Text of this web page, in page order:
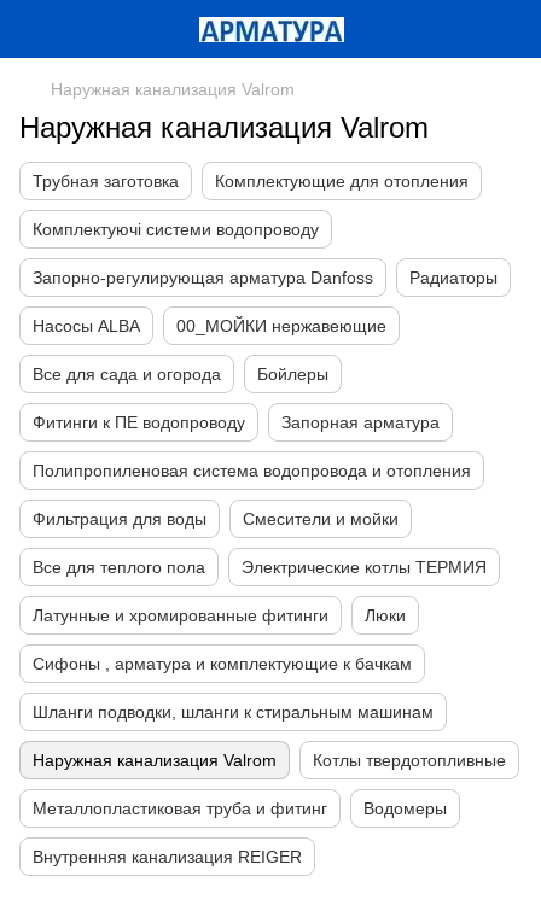
Наружная канализация Valrom
Наружная канализация Valrom
Трубная заготовка Комплектующие для отопления
Комплектуючі системи водопроводу
Запорно-регулирующая арматура Danfoss Радиаторы
Насосы ALBA 00_МОЙКИ нержавеющие
Все для сада и огорода Бойлеры
Фитинги к ПЕ водопроводу Запорная арматура
Полипропиленовая система водопровода и отопления
Фильтрация для воды Смесители и мойки
Все для теплого пола Электрические котлы ТЕРМИЯ
Латунные и хромированные фитинги Люки
Сифоны , арматура и комплектующие к бачкам
Шланги подводки, шланги к стиральным машинам
Наружная канализация Valrom Котлы твердотопливные
Металлопластиковая труба и фитинг Водомеры
Внутренняя канализация REIGER